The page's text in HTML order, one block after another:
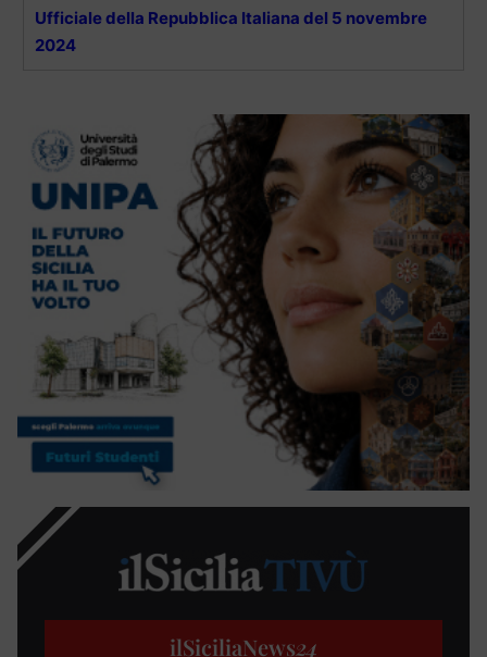
Ufficiale della Repubblica Italiana del 5 novembre
2024
ilSiciliaNews24